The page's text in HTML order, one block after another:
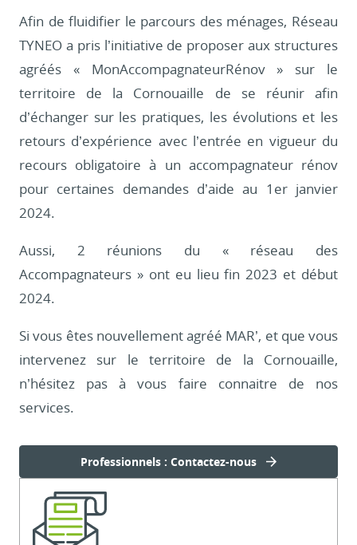
Afin de fluidifier le parcours des ménages, Réseau
TYNEO a pris l’initiative de proposer aux structures
agréés « MonAccompagnateurRénov » sur le
territoire de la Cornouaille de se réunir afin
d’échanger sur les pratiques, les évolutions et les
retours d’expérience avec l’entrée en vigueur du
recours obligatoire à un accompagnateur rénov
pour certaines demandes d’aide au 1er janvier
2024.
Aussi, 2 réunions du « réseau des
Accompagnateurs » ont eu lieu fin 2023 et début
2024.
Si vous êtes nouvellement agréé MAR’, et que vous
intervenez sur le territoire de la Cornouaille,
n’hésitez pas à vous faire connaitre de nos
services.
Professionnels : Contactez-nous